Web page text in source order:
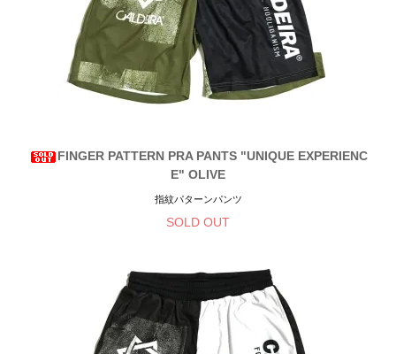
FINGER PATTERN PRA PANTS "UNIQUE EXPERIENC
E" OLIVE
指紋パターンパンツ
SOLD OUT